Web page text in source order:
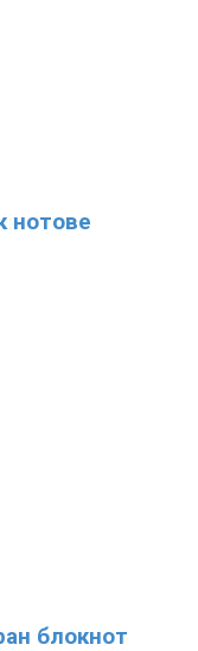
нотове
блокнот